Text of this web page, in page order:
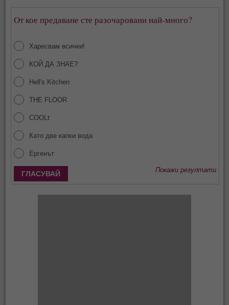
От кое предаване сте разочаровани най-много?
Харесвам всички!
КОЙ ДА ЗНАЕ?
Hell's Kitchen
THE FLOOR
COOLt
Като две капки вода
Ергенът
Покажи резултати